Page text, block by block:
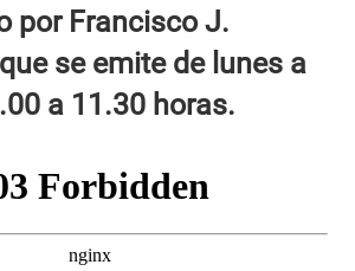
por Francisco J.
se emite de lunes a
a 11.30 horas.